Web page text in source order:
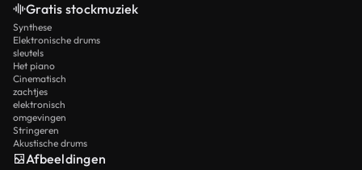
Gratis stockmuziek
Synthese
Elektronische drums
sleutels
Het piano
Cinematisch
zachtjes
elektronisch
omgevingen
Stringeren
Akustische drums
Afbeeldingen